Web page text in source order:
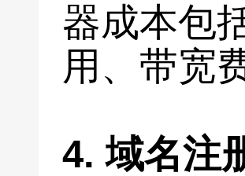
器成本包
用、带宽
4. 域名注